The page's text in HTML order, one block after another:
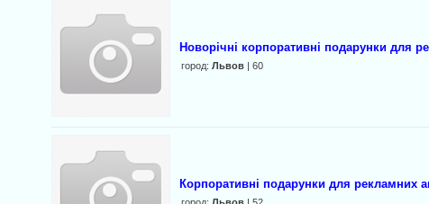
Новорічні кopпоративні подарунки для
город:Львов | 60
Корпоративні подарунки для peкламних